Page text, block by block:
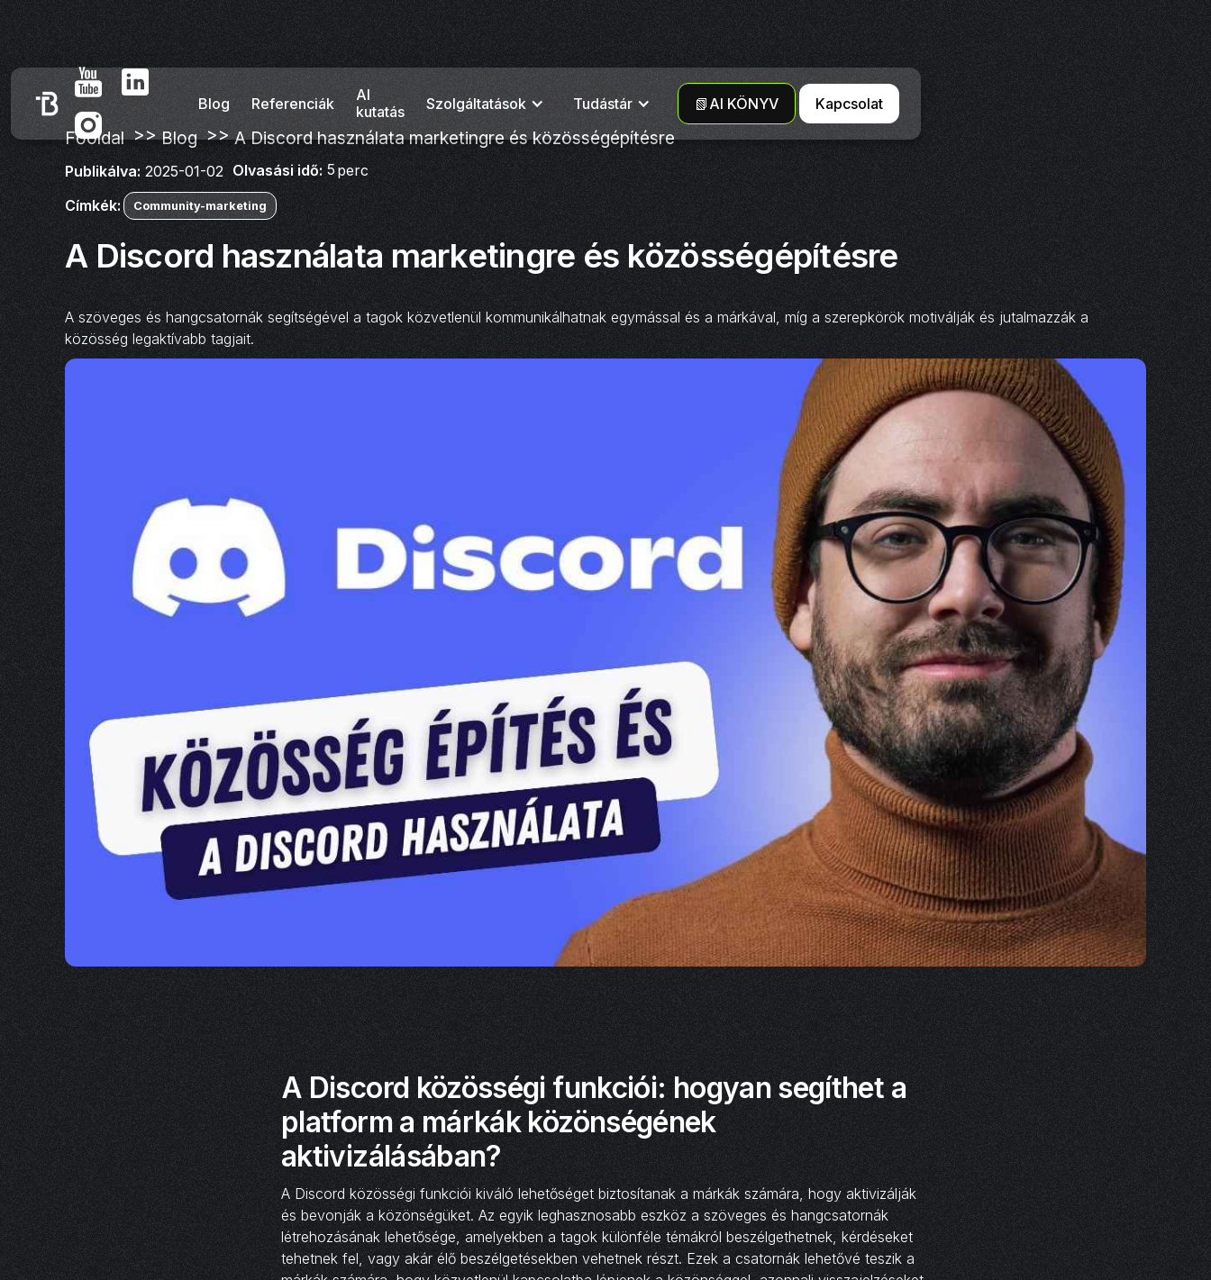
Blog Referenciák
AI
kutatás
Szolgáltatások Tudástár 📗AI KÖNYV Kapcsolat
Főoldal >> Blog >> A Discord használata marketingre és közösségépítésre‍
Publikálva: 2025-01-02 Olvasási idő: 5perc
Címkék:
Community-marketing
A Discord használata marketingre és közösségépítésre‍
A szöveges és hangcsatornák segítségével a tagok közvetlenül kommunikálhatnak egymással és a márkával, míg a szerepkörök motiválják és jutalmazzák a
közösség legaktívabb tagjait.
A Discord közösségi funkciói: hogyan segíthet a
platform a márkák közönségének
aktivizálásában?
A Discord közösségi funkciói kiváló lehetőséget biztosítanak a márkák számára, hogy aktivizálják
és bevonják a közönségüket. Az egyik leghasznosabb eszköz a szöveges és hangcsatornák
létrehozásának lehetősége, amelyekben a tagok különféle témákról beszélgethetnek, kérdéseket
tehetnek fel, vagy akár élő beszélgetésekben vehetnek részt. Ezek a csatornák lehetővé teszik a